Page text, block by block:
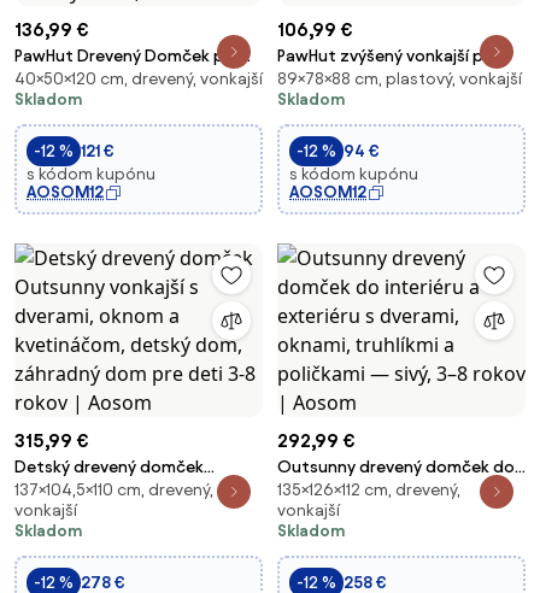
136,99 €
PawHut Drevený Domček pre
Korytnačky, Korytnačie
Útočisko s Dvoma Hlavnými
Domčekmi, Otevárací Vrch,
Svetelný Stojan, Priehľadný
Predný Panel, 120 x 5
40×50×120 cm, drevený, vonkajší
Skladom
-12 % 121 €
s kódom kupónu
AOSOM12
106,99 €
PawHut zvýšený vonkajší psí
domček pre stredné a veľké
plemená — šikmá strecha,
vetranie a zemné kolíky, PP, 88 ×
78 × 89 cm (béžovo–
tmavohnedý) | Aos
89×78×88 cm, plastový, vonkajší
Skladom
-12 % 94 €
s kódom kupónu
AOSOM12
315,99 €
Detský drevený domček
Outsunny vonkajší s dverami,
oknom a kvetináčom, detský
dom, záhradný dom pre deti 3-
8 rokov | Aosom
137×104,5×110 cm, drevený,
vonkajší
Skladom
-12 % 278 €
292,99 €
Outsunny drevený domček do
interiéru a exteriéru s dverami,
oknami, truhlíkmi a poličkami —
sivý, 3–8 rokov | Aosom
135×126×112 cm, drevený,
vonkajší
Skladom
-12 % 258 €